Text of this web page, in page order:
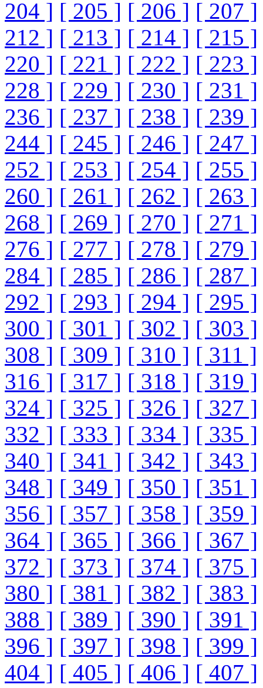
204 ] [ 205 ] [ 206 ] [ 207 ]
212 ] [ 213 ] [ 214 ] [ 215 ]
220 ] [ 221 ] [ 222 ] [ 223 ]
228 ] [ 229 ] [ 230 ] [ 231 ]
236 ] [ 237 ] [ 238 ] [ 239 ]
244 ] [ 245 ] [ 246 ] [ 247 ]
252 ] [ 253 ] [ 254 ] [ 255 ]
260 ] [ 261 ] [ 262 ] [ 263 ]
268 ] [ 269 ] [ 270 ] [ 271 ]
276 ] [ 277 ] [ 278 ] [ 279 ]
284 ] [ 285 ] [ 286 ] [ 287 ]
292 ] [ 293 ] [ 294 ] [ 295 ]
300 ] [ 301 ] [ 302 ] [ 303 ]
308 ] [ 309 ] [ 310 ] [ 311 ]
316 ] [ 317 ] [ 318 ] [ 319 ]
324 ] [ 325 ] [ 326 ] [ 327 ]
332 ] [ 333 ] [ 334 ] [ 335 ]
340 ] [ 341 ] [ 342 ] [ 343 ]
348 ] [ 349 ] [ 350 ] [ 351 ]
356 ] [ 357 ] [ 358 ] [ 359 ]
364 ] [ 365 ] [ 366 ] [ 367 ]
372 ] [ 373 ] [ 374 ] [ 375 ]
380 ] [ 381 ] [ 382 ] [ 383 ]
388 ] [ 389 ] [ 390 ] [ 391 ]
396 ] [ 397 ] [ 398 ] [ 399 ]
404 ] [ 405 ] [ 406 ] [ 407 ]